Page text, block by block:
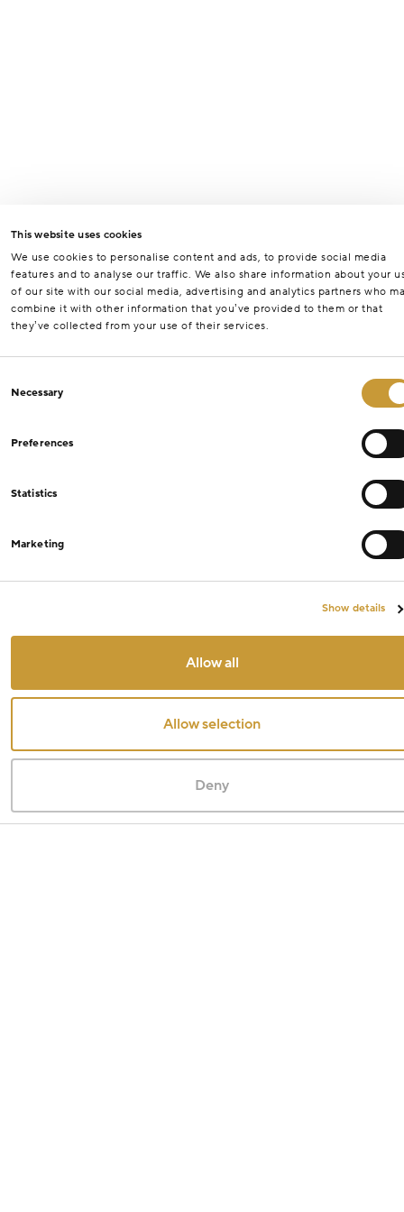
This website uses cookies
We use cookies to personalise content and ads, to provide social media
features and to analyse our traffic. We also share information about your
of our site with our social media, advertising and analytics partners who
combine it with other information that you’ve provided to them or that
they’ve collected from your use of their services.
Selection
Necessary
Preferences
Statistics
Marketing
Show details
Allow all
Allow selection
Deny
Filtry
Od Kč Do Kč
20% sleva(221)